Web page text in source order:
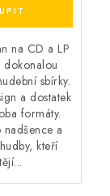
na CD a LP
dokonalou
sbírky.
a dostatek
formáty.
a
kteří